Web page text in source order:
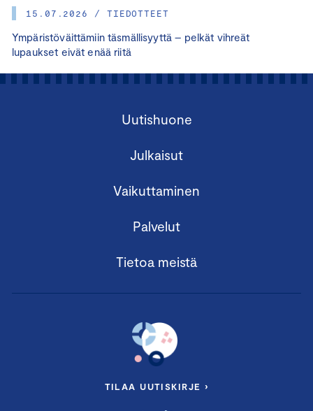
15.07.2026 / TIEDOTTEET
Ympäristöväittämiin täsmällisyyttä – pelkät vihreät
lupaukset eivät enää riitä
Uutishuone
Julkaisut
Vaikuttaminen
Palvelut
Tietoa meistä
TILAA UUTISKIRJE ›